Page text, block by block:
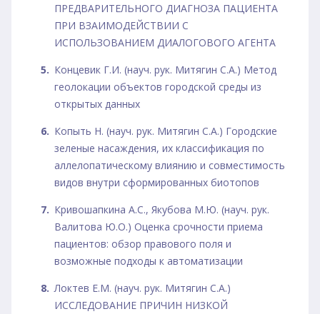
ПРЕДВАРИТЕЛЬНОГО ДИАГНОЗА ПАЦИЕНТА
ПРИ ВЗАИМОДЕЙСТВИИ С
ИСПОЛЬЗОВАНИЕМ ДИАЛОГОВОГО АГЕНТА
Концевик Г.И. (науч. рук. Митягин С.А.) Метод
геолокации объектов городской среды из
открытых данных
Копыть Н. (науч. рук. Митягин С.А.) Городские
зеленые насаждения, их классификация по
аллелопатическому влиянию и совместимость
видов внутри сформированных биотопов
Кривошапкина А.С., Якубова М.Ю. (науч. рук.
Валитова Ю.О.) Оценка срочности приема
пациентов: обзор правового поля и
возможные подходы к автоматизации
Локтев Е.М. (науч. рук. Митягин С.А.)
ИССЛЕДОВАНИЕ ПРИЧИН НИЗКОЙ